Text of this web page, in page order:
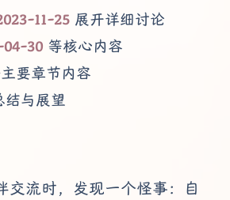
11-25 展开详细讨论
04-30 等核心内容
要章节内容
结与展望
交流时，发现一个怪事：自